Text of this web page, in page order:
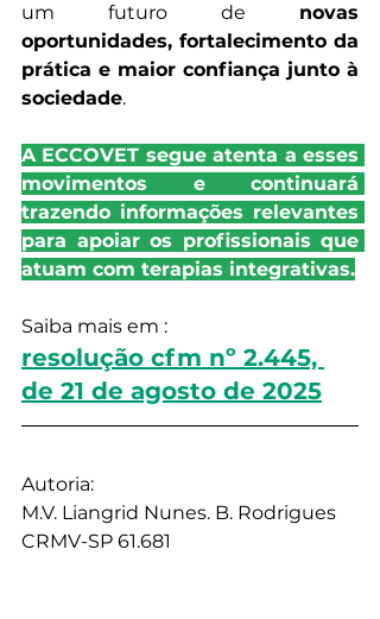
um futuro de novas
oportunidades, fortalecimento da
prática e maior confiança junto à
sociedade.
A ECCOVET segue atenta a esses
movimentos e continuará
trazendo informações relevantes
para apoiar os profissionais que
atuam com terapias integrativas.
Saiba mais em :
resolução cfm nº 2.445,
de 21 de agosto de 2025
Autoria:
M.V. Liangrid Nunes. B. Rodrigues
CRMV-SP 61.681